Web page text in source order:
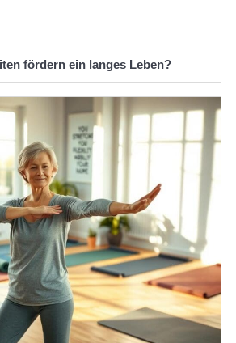
fördern ein langes Leben?